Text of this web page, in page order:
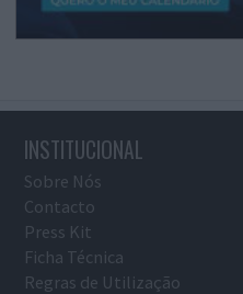
INSTITUCIONAL
Sobre Nós
Contacto
Press Kit
Ficha Técnica
Regras de Utilização